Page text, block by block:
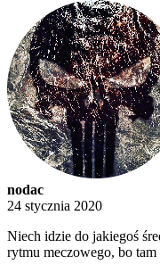
nodac
24 stycznia 2020
Niech idzie do jakiegoś
rytmu meczowego, bo tam